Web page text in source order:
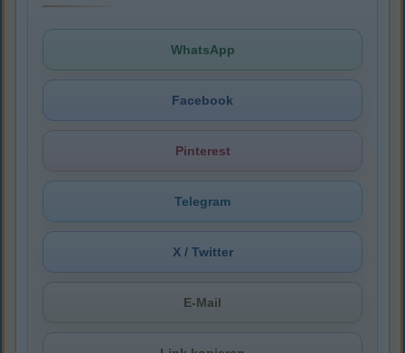
WhatsApp
Facebook
Pinterest
Telegram
X / Twitter
E-Mail